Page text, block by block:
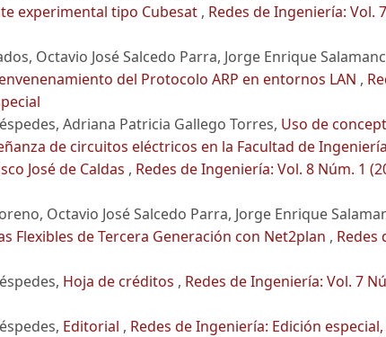
experimental tipo Cubesat , Redes de Ingeniería: Vol.
Octavio José Salcedo Parra, Jorge Enrique
del Protocolo ARP en entornos LAN ,
Adriana Patricia Gallego Torres, Uso de
de circuitos eléctricos en la Facultad de
José de Caldas , Redes de Ingeniería: Vol. 8 Núm. 1
Octavio José Salcedo Parra, Jorge Enrique
Flexibles de Tercera Generación con Net2plan , Redes
Hoja de créditos , Redes de Ingeniería: Vol. 7
Editorial , Redes de Ingeniería: Edición